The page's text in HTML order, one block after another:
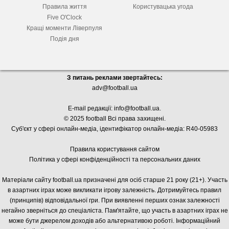
Правила життя
Five O'Clock
Кращі моменти Ліверпуля
Подія дня
Користувацька угода
З питань реклами звертайтесь:
adv@football.ua
E-mail редакції: info@football.ua.
© 2025 football Всі права захищені.
Суб'єкт у сфері онлайн-медіа, ідентифікатор онлайн-медіа: R40-05983
Правила користування сайтом
Політика у сфері конфіденційності та персональних даних
Матеріали сайту football.ua призначені для осіб старше 21 року (21+). Участь
в азартних іграх може викликати ігрову залежність. Дотримуйтесь правил
(принципів) відповідальної гри. При виявленні перших ознак залежності
негайно зверніться до спеціаліста. Пам'ятайте, що участь в азартних іграх не
може бути джерелом доходів або альтернативою роботі. Інформаційний